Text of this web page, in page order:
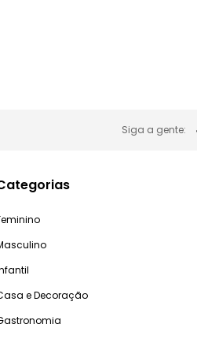
Siga a gente:
e Decoração